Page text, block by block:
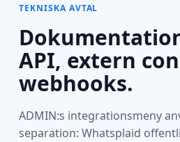
TEKNISKA AVTAL
API, extern
webhooks.
ADMIN:s integrationsmeny
separation: Whatsplaid